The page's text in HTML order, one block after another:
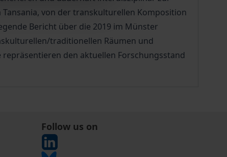
von der transkulturellen Komposition
Bericht über die 2019 im Münster
traditionellen Räumen und
den aktuellen Forschungsstand
Follow us on